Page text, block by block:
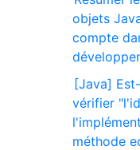
objets
compte
[Java]
vérifier
méthode